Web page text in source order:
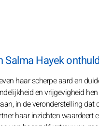
Hayek onthuld
haar scherpe aard en
en vrijgevigheid
in de veronderstelling dat
haar inzichten waardeert